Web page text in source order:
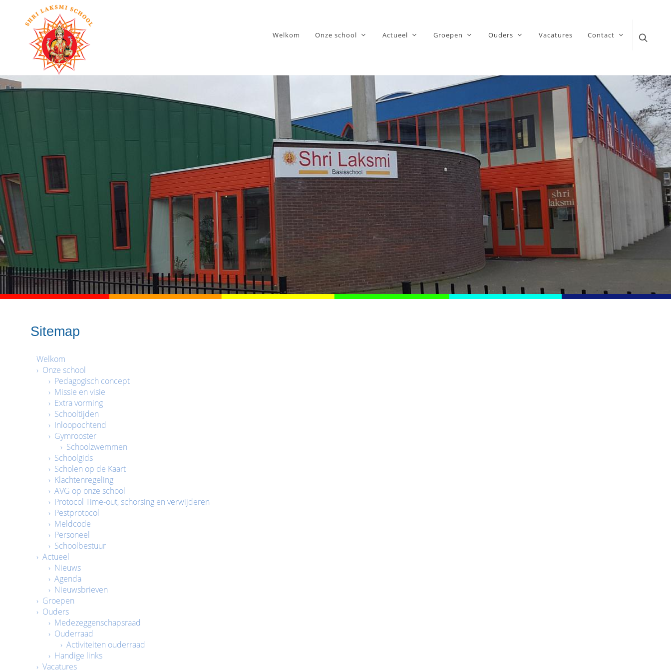
Welkom Onze school Actueel Groepen Ouders Vacatures Contact
Sitemap
Welkom
› Onze school
› Pedagogisch concept
› Missie en visie
› Extra vorming
› Schooltijden
› Inloopochtend
› Gymrooster
› Schoolzwemmen
› Schoolgids
› Scholen op de Kaart
› Klachtenregeling
› AVG op onze school
› Protocol Time-out, schorsing en verwijderen
› Pestprotocol
› Meldcode
› Personeel
› Schoolbestuur
› Actueel
› Nieuws
› Agenda
› Nieuwsbrieven
› Groepen
› Ouders
› Medezeggenschapsraad
› Ouderraad
› Activiteiten ouderraad
› Handige links
› Vacatures